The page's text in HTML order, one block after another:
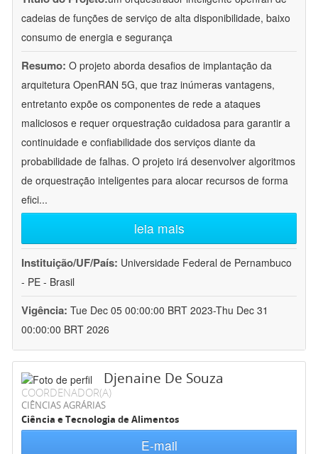
cadeias de funções de serviço de alta disponibilidade, baixo
consumo de energia e segurança
Resumo: O projeto aborda desafios de implantação da
arquitetura OpenRAN 5G, que traz inúmeras vantagens,
entretanto expõe os componentes de rede a ataques
maliciosos e requer orquestração cuidadosa para garantir a
continuidade e confiabilidade dos serviços diante da
probabilidade de falhas. O projeto irá desenvolver algoritmos
de orquestração inteligentes para alocar recursos de forma
efici...
leia mais
Instituição/UF/País: Universidade Federal de Pernambuco
- PE - Brasil
Vigência: Tue Dec 05 00:00:00 BRT 2023-Thu Dec 31
00:00:00 BRT 2026
Djenaine De Souza
COORDENADOR(A)
CIÊNCIAS AGRÁRIAS
Ciência e Tecnologia de Alimentos
E-mail